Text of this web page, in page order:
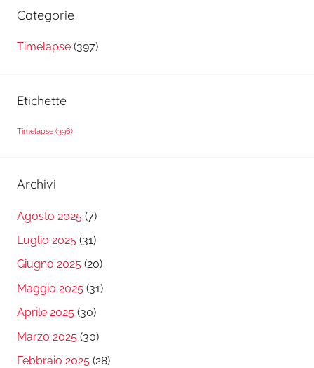
Categorie
Timelapse (397)
Etichette
Timelapse (396)
Archivi
Agosto 2025 (7)
Luglio 2025 (31)
Giugno 2025 (20)
Maggio 2025 (31)
Aprile 2025 (30)
Marzo 2025 (30)
Febbraio 2025 (28)